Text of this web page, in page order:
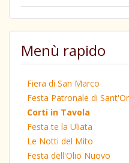
Menù rapido
Fiera di San Marco
Festa Patronale di
Corti in Tavola
Festa te la Uliata
Le Notti del Mito
Festa dell'Olio Nuovo